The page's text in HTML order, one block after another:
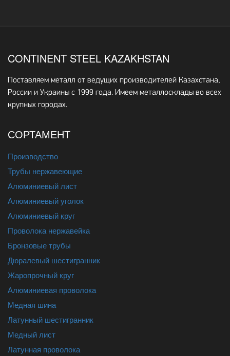
CONTINENT STEEL KAZAKHSTAN
Поставляем металл от ведущих производителей Казахстана,
России и Украины с 1999 года. Имеем металлосклады во всех
крупных городах.
СОРТАМЕНТ
Производство
Трубы нержавеющие
Алюминиевый лист
Алюминиевый уголок
Алюминиевый круг
Проволока нержавейка
Бронзовые трубы
Дюралевый шестигранник
Жаропрочный круг
Алюминиевая проволока
Медная шина
Латунный шестигранник
Медный лист
Латунная проволока